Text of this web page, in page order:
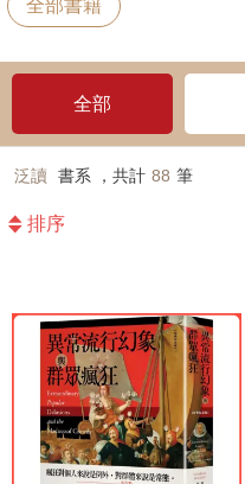
全部書籍
全部
泛讀 書系 ，共計 88 筆
排序